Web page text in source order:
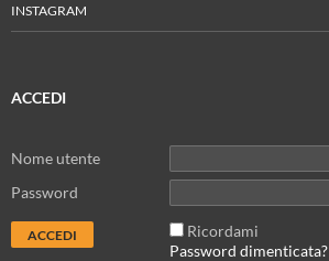
INSTAGRAM
ACCEDI
Nome utente
Password
Ricordami
Password dimenticata?